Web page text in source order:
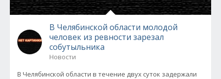
В Челябинской области молодой
человек из ревности зарезал
собутыльника
Новости
В Челябинской области в течение двух суток задержали